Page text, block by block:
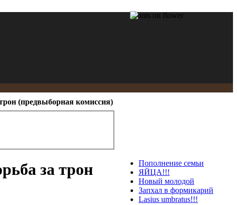
(предвыборная комиссия)
за трон
Пополнение семьи
ЯЙЦА!!!
Новый молодой
Запхал в формикарий
Lasius umbratus!!!